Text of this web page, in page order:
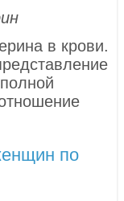
в крови.
по